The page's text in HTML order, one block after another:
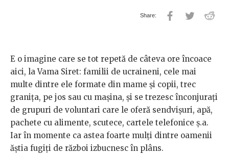
E o imagine care se tot repetă de câteva ore încoace
aici, la Vama Siret: familii de ucraineni, cele mai
multe dintre ele formate din mame și copii, trec
granița, pe jos sau cu mașina, și se trezesc înconjurați
de grupuri de voluntari care le oferă sendvișuri, apă,
pachete cu alimente, scutece, cartele telefonice ș.a.
Iar în momente ca astea foarte mulți dintre oamenii
ăștia fugiți de război izbucnesc în plâns.